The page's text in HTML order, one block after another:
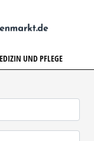
UND PFLEGE